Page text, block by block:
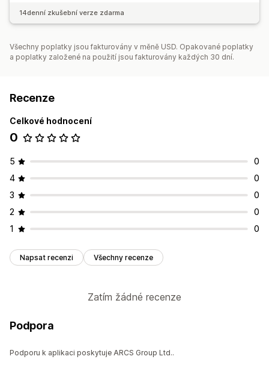
14denní zkušební verze zdarma
Všechny poplatky jsou fakturovány v měně USD. Opakované poplatky
a poplatky založené na použití jsou fakturovány každých 30 dní.
Recenze
Celkové hodnocení
0
5
0
4
0
3
0
2
0
1
0
Napsat recenzi Všechny recenze
Zatím žádné recenze
Podpora
Podporu k aplikaci poskytuje ARCS Group Ltd..